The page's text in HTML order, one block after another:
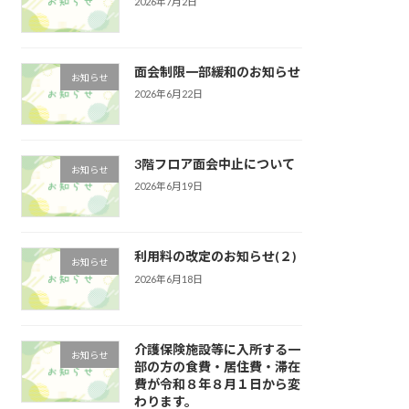
お知らせ 面会制限一部緩和のお知らせ
2026年6月22日
お知らせ 3階フロア面会中止について
2026年6月19日
お知らせ 利用料の改定のお知らせ(２)
2026年6月18日
お知らせ
介護保険施設等に入所する一
部の方の食費・居住費・滞在
費が令和８年８月１日から変
わります。